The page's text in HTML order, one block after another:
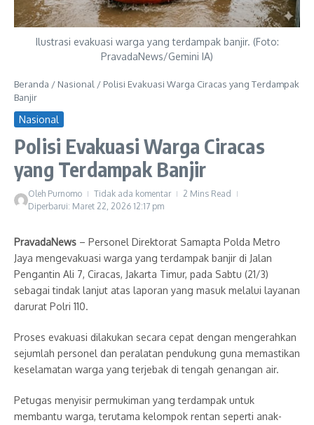
Ilustrasi evakuasi warga yang terdampak banjir. (Foto:
PravadaNews/Gemini IA)
Beranda / Nasional / Polisi Evakuasi Warga Ciracas yang Terdampak
Banjir
Nasional
Polisi Evakuasi Warga Ciracas
yang Terdampak Banjir
Oleh Purnomo Tidak ada komentar
2 Mins Read
Diperbarui: Maret 22, 2026 12:17 pm
PravadaNews – Personel Direktorat Samapta Polda Metro
Jaya mengevakuasi warga yang terdampak banjir di Jalan
Pengantin Ali 7, Ciracas, Jakarta Timur, pada Sabtu (21/3)
sebagai tindak lanjut atas laporan yang masuk melalui layanan
darurat Polri 110.
Proses evakuasi dilakukan secara cepat dengan mengerahkan
sejumlah personel dan peralatan pendukung guna memastikan
keselamatan warga yang terjebak di tengah genangan air.
Petugas menyisir permukiman yang terdampak untuk
membantu warga, terutama kelompok rentan seperti anak-